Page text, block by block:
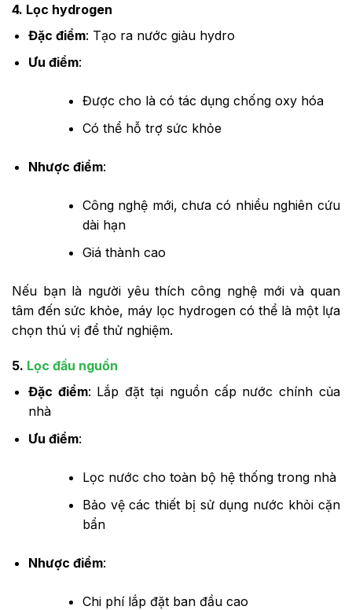
4. Lọc hydrogen
Đặc điểm: Tạo ra nước giàu hydro
Ưu điểm:
Được cho là có tác dụng chống oxy hóa
Có thể hỗ trợ sức khỏe
Nhược điểm:
Công nghệ mới, chưa có nhiều nghiên cứu
dài hạn
Giá thành cao
Nếu bạn là người yêu thích công nghệ mới và quan
tâm đến sức khỏe, máy lọc hydrogen có thể là một lựa
chọn thú vị để thử nghiệm.
5. Lọc đầu nguồn
Đặc điểm: Lắp đặt tại nguồn cấp nước chính của
nhà
Ưu điểm:
Lọc nước cho toàn bộ hệ thống trong nhà
Bảo vệ các thiết bị sử dụng nước khỏi cặn
bẩn
Nhược điểm:
Chi phí lắp đặt ban đầu cao